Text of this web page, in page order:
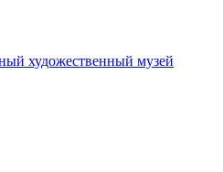
художественный музей